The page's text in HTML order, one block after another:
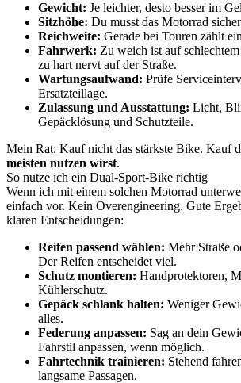
Gewicht: Je leichter, desto besser im
Sitzhöhe: Du musst das Motorrad
Reichweite: Gerade bei Touren zählt
Fahrwerk: Zu weich ist auf
zu hart nervt auf der Straße.
Wartungsaufwand: Prüfe
Ersatzteillage.
Zulassung und Ausstattung: Licht,
Gepäcklösung und Schutzteile.
Mein Rat: Kauf nicht das stärkste Bike. Kauf
meisten nutzen wirst.
So nutze ich ein Dual-Sport-Bike richtig
Wenn ich mit einem solchen Motorrad
einfach vor. Kein Overengineering. Gute
klaren Entscheidungen:
Reifen passend wählen: Mehr Straße
Der Reifen entscheidet viel.
Schutz montieren: Handprotektoren,
Kühlerschutz.
Gepäck schlank halten: Weniger
alles.
Federung anpassen: Sag an dein
Fahrstil anpassen, wenn möglich.
Fahrtechnik trainieren: Stehend
langsame Passagen.